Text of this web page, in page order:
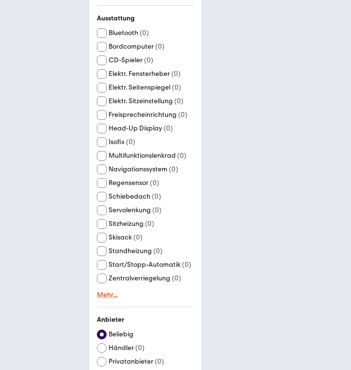
Ausstattung
Bluetooth (0)
Bordcomputer(0)
CD-Spieler(0)
Elektr. Fensterheber(0)
Elektr. Seitenspiegel(0)
Elektr. Sitzeinstellung (0)
Freisprecheinrichtung (0)
Head-Up Display(0)
Isofix(0)
Multifunktionslenkrad (0)
Navigationssystem (0)
Regensensor(0)
Schiebedach (0)
Servolenkung (0)
Sitzheizung (0)
Skisack(0)
Standheizung (0)
Start/Stopp-Automatik(0)
Zentralverriegelung (0)
Mehr...
Anbieter
Beliebig
Händler(0)
Privatanbieter(0)